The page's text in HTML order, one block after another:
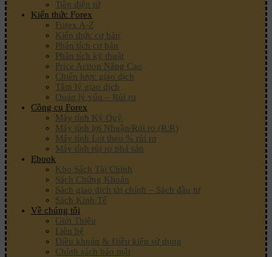
Tiền điện tử
Kiến thức Forex
Forex A-Z
Kiến thức cơ bản
Phân tích cơ bản
Phân tích kỹ thuật
Price Action Nâng Cao
Chiến lược giao dịch
Tâm lý giao dịch
Quản lý vốn – Rủi ro
Công cụ Forex
Máy tính Ký Quỹ
Máy tính lợi Nhuận/Rủi ro (R:R)
Máy tính Lot theo % rủi ro
Máy tính rủi ro phá sản
Ebook
Kho Sách Tài Chính
Sách Chứng Khoán
Sách giao dịch tài chính – Sách đầu tư
Sách Kinh Tế
Về chúng tôi
Giới Thiệu
Liên hệ
Điều khoản & Điều kiện sử dụng
Chính sách bảo mật